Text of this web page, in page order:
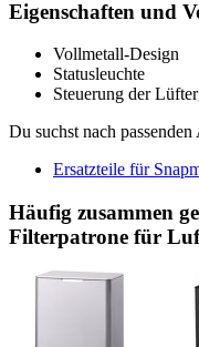
Eigenschaften und
Vollmetall-Design
Statusleuchte
Steuerung der
Du suchst nach
Ersatzteile für
Häufig zusammen
Filterpatrone für